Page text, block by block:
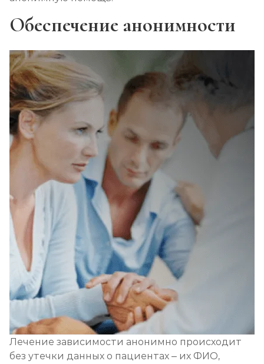
Обеспечение анонимности
Лечение зависимости анонимно происходит
без утечки данных о пациентах – их ФИО,